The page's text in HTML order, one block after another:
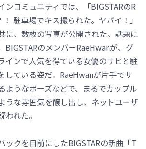
ンコミュニティでは、「BIGSTARのR
駐車場でキス撮られた。ヤバイ！」
に、数枚の写真が公開された。話題に
BIGSTARのメンバーRaeHwanが、グ
インで人気を得ている女優のサヒと駐
している姿だ。RaeHwanが片手でサ
ようなポーズなどで、まるでカップル
うな雰囲気を醸し出し、ネットユーザ
れた。
ックを目前にしたBIGSTARの新曲「T